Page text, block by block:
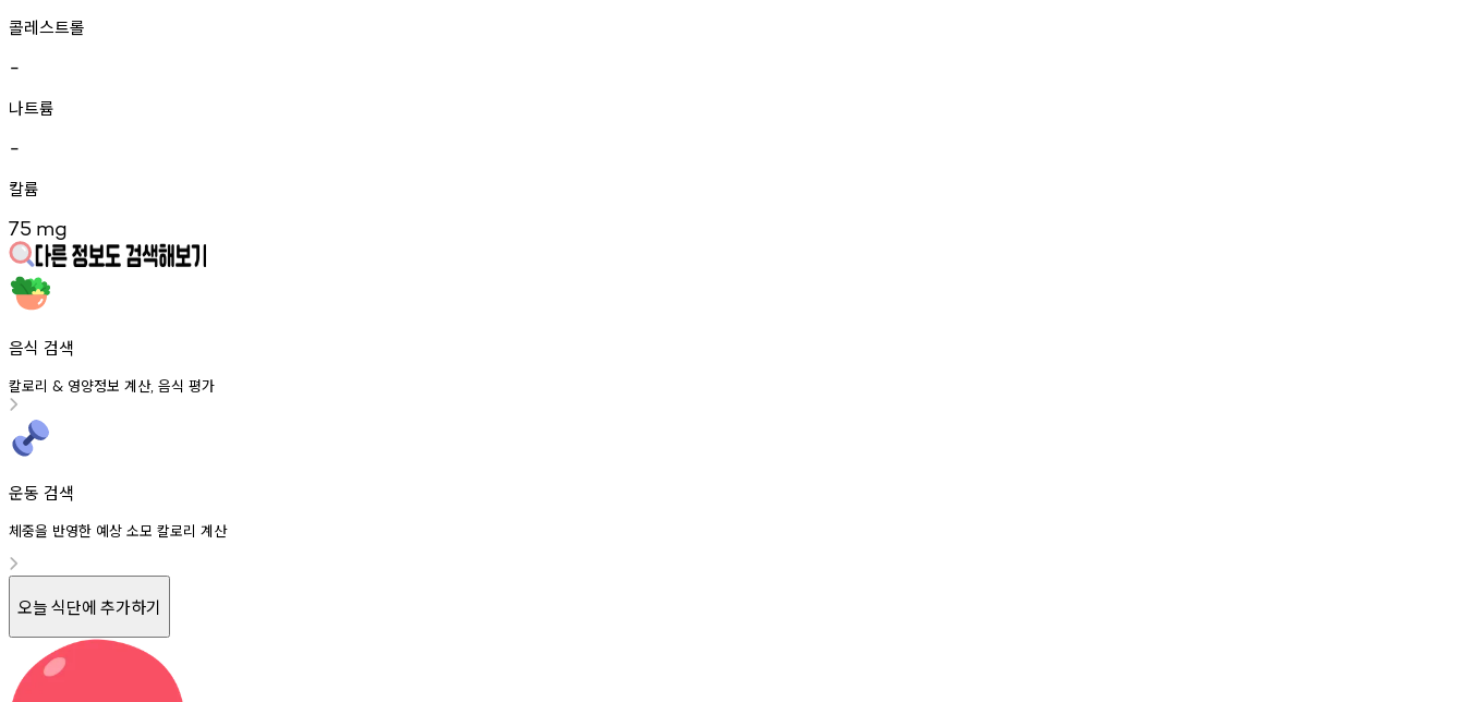
콜레스트롤
-
나트륨
-
칼륨
75 mg
음식 검색
칼로리 & 영양정보 계산, 음식 평가
운동 검색
체중을 반영한 예상 소모 칼로리 계산
오늘 식단에 추가하기